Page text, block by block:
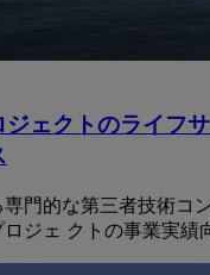
ェクトのライフ
門的な第三者技術コ
ジェ クトの事業実績